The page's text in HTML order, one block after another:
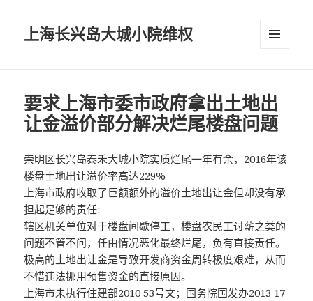
上海长兴岛大城小院维权
要求上海市委市政府拿出土地出
让金溢价部分解决烂尾楼盘问题
崇明区长兴岛泰禾大城小院实质烂尾一年有余，2016年该
楼盘土地出让溢价率高达229%
上海市政府收取了巨额额外的溢价土地出让金但却没有承
担起足够的责任:
辖区机关单位对于楼盘间歇停工，楼盘农民工讨薪之类的
问题不管不问，任由情况恶化最终烂尾，负有直接责任。
极高的土地出让金是导致开发商资金周转极度艰难，从而
不惜违法挪用预售资金的直接原因。
上海市未执行住建部2010 53号文；国务院国发办2013 17